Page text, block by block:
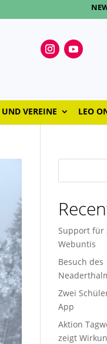
VEREINE LEO
Support für
Webuntis
Besuch des
Zwei
App
Aktion
zeigt